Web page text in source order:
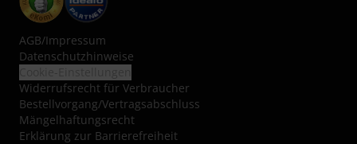
AGB/Impressum
Datenschutzhinweise
Widerrufsrecht für Verbraucher
Bestellvorgang/Vertragsabschluss
Mängelhaftungsrecht
Erklärung zur Barrierefreiheit